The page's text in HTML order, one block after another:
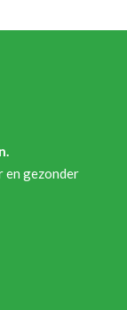
en gezonder